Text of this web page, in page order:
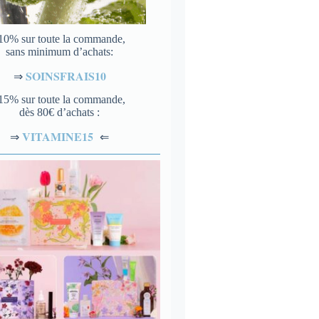
sur toute la commande,
sans minimum d’achats:
⇒ SOINSFRAIS10
sur toute la commande,
dès 80€ d’achats :
⇒VITAMINE15 ⇐